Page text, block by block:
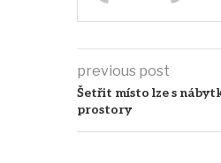
previous post
Šetřit místo lze s
prostory